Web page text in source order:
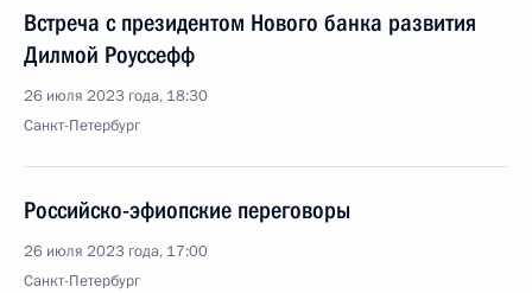
Встреча с президентом Нового банка развития
Дилмой Роуссефф
26 июля 2023 года, 18:30
Санкт-Петербург
Российско-эфиопские переговоры
26 июля 2023 года, 17:00
Санкт-Петербург